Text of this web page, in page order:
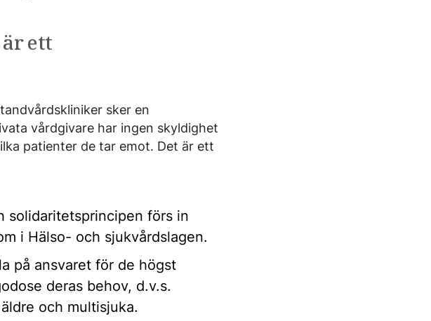
ett
sker en
vårdgivare har ingen skyldighet
patienter de tar emot. Det är ett
solidaritetsprincipen förs in
i Hälso- och sjukvårdslagen.
på ansvaret för de högst
deras behov, d.v.s.
och multisjuka.